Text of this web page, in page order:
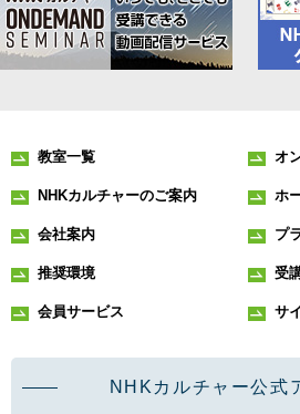
教室一覧 オ
NHKカルチャーのご案内 ホ
会社案内 プ
推奨環境 受
会員サービス サ
NHKカルチャー公式